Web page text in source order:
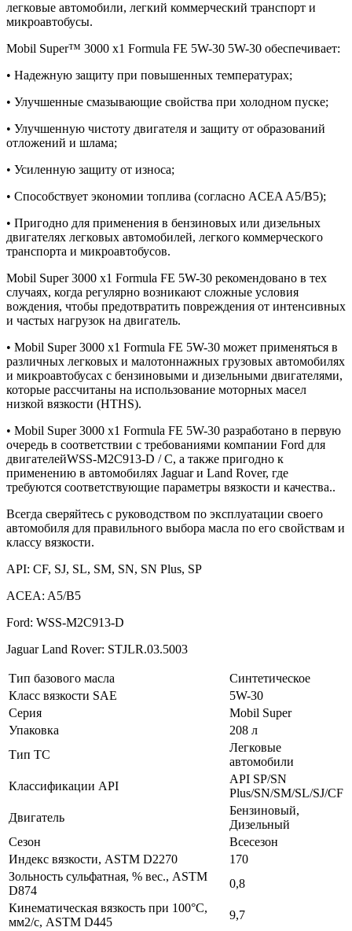
легковые автомобили, легкий коммерческий транспорт и
микроавтобусы.
Mobil Super™ 3000 x1 Formula FE 5W-30 5W-30 обеспечивает:
• Надежную защиту при повышенных температурах;
• Улучшенные смазывающие свойства при холодном пуске;
• Улучшенную чистоту двигателя и защиту от образований
отложений и шлама;
• Усиленную защиту от износа;
• Способствует экономии топлива (согласно ACEA A5/B5);
• Пригодно для применения в бензиновых или дизельных
двигателях легковых автомобилей, легкого коммерческого
транспорта и микроавтобусов.
Mobil Super 3000 x1 Formula FE 5W-30 рекомендовано в тех
случаях, когда регулярно возникают сложные условия
вождения, чтобы предотвратить повреждения от интенсивных
и частых нагрузок на двигатель.
• Mobil Super 3000 x1 Formula FE 5W-30 может применяться в
различных легковых и малотоннажных грузовых автомобилях
и микроавтобусах с бензиновыми и дизельными двигателями,
которые рассчитаны на использование моторных масел
низкой вязкости (HTHS).
• Mobil Super 3000 x1 Formula FE 5W-30 разработано в первую
очередь в соответствии с требованиями компании Ford для
двигателейWSS-M2C913-D / C, а также пригодно к
применению в автомобилях Jaguar и Land Rover, где
требуются соответствующие параметры вязкости и качества..
Всегда сверяйтесь с руководством по эксплуатации своего
автомобиля для правильного выбора масла по его свойствам и
классу вязкости.
API: CF, SJ, SL, SM, SN, SN Plus, SP
ACEA: A5/B5
Ford: WSS-M2C913-D
Jaguar Land Rover: STJLR.03.5003
Тип базового масла
Синтетическое
Класс вязкости SAE
5W-30
Серия
Mobil Super
Упаковка
208 л
Тип ТС
Легковые
автомобили
Классификации API
API SP/SN
Plus/SN/SM/SL/SJ/CF
Двигатель
Бензиновый,
Дизельный
Сезон
Всесезон
Индекс вязкости, ASTM D2270
170
Зольность сульфатная, % вес., ASTM
D874
0,8
Кинематическая вязкость при 100°C,
мм2/с, ASTM D445
9,7